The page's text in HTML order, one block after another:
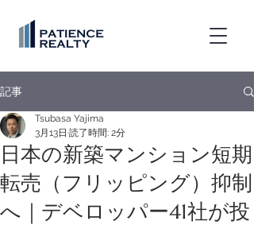
記事
日本の新築マンション短期
転売（フリッピング）抑制
へ｜デベロッパー41社が投
Tsubasa Yajima
3月13日 読了時間: 2分